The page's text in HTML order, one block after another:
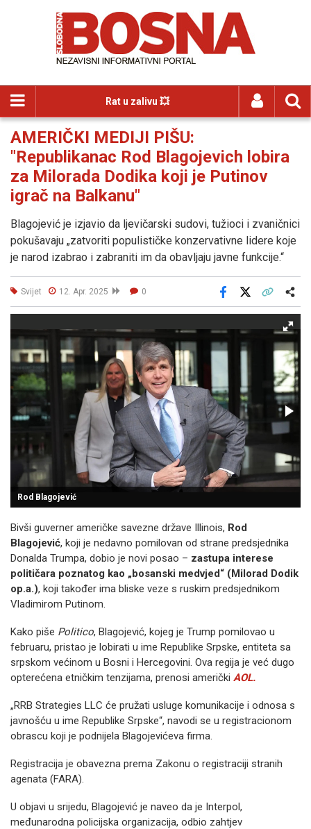
Rat u zalivu 💥
AMERIČKI MEDIJI PIŠU:
"Republikanac Rod Blagojevich lobira
za Milorada Dodika koji je Putinov
igrač na Balkanu"
Blagojević je izjavio da ljevičarski sudovi, tužioci i zvaničnici
pokušavaju „zatvoriti populističke konzervativne lidere koje
je narod izabrao i zabraniti im da obavljaju javne funkcije.“
Svijet 12. Apr. 2025 0
Facebook
Rod Blagojević
Bivši guverner američke savezne države Illinois, Rod
Blagojević, koji je nedavno pomilovan od strane predsjednika
Donalda Trumpa, dobio je novi posao – zastupa interese
političara poznatog kao „bosanski medvjed“ (Milorad Dodik
op.a.), koji također ima bliske veze s ruskim predsjednikom
Vladimirom Putinom.
Kako piše Politico, Blagojević, kojeg je Trump pomilovao u
februaru, pristao je lobirati u ime Republike Srpske, entiteta sa
srpskom većinom u Bosni i Hercegovini. Ova regija je već dugo
opterećena etničkim tenzijama, prenosi američki AOL.
„RRB Strategies LLC će pružati usluge komunikacije i odnosa s
javnošću u ime Republike Srpske“, navodi se u registracionom
obrascu koji je podnijela Blagojevićeva firma.
Registracija je obavezna prema Zakonu o registraciji stranih
agenata (FARA).
U objavi u srijedu, Blagojević je naveo da je Interpol,
međunarodna policijska organizacija, odbio zahtjev